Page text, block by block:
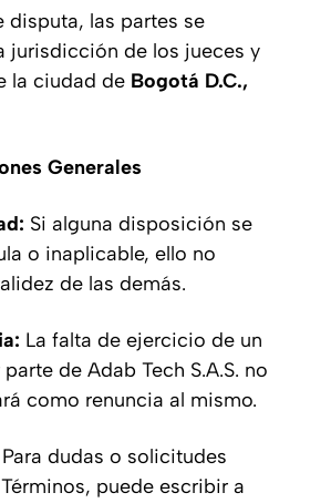
disputa, las partes se
jurisdicción de los jueces y
la ciudad de Bogotá D.C.,
Generales
Si alguna disposición se
o inaplicable, ello no
de las demás.
La falta de ejercicio de un
de Adab Tech S.A.S. no
como renuncia al mismo.
Para dudas o solicitudes
puede escribir a